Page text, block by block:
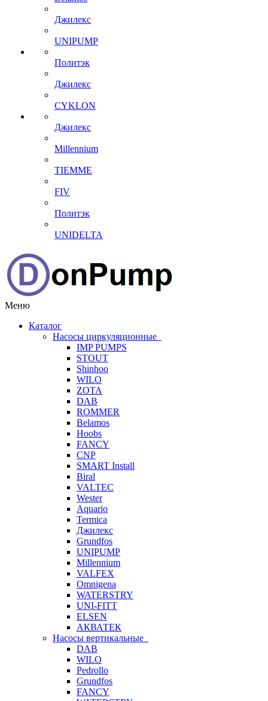
Джилекс
UNIPUMP
Политэк
Джилекс
CYKLON
Джилекс
Millennium
TIEMME
FIV
Политэк
UNIDELTA
Меню
Каталог
Насосы циркуляционные
IMP PUMPS
STOUT
Shinhoo
WILO
ZOTA
DAB
ROMMER
Belamos
Hoobs
FANCY
CNP
SMART Install
Biral
VALTEC
Wester
Aquario
Termica
Джилекс
Grundfos
UNIPUMP
Millennium
VALFEX
Omnigena
WATERSTRY
UNI-FITT
ELSEN
АКВАТЕК
Насосы вертикальные
DAB
WILO
Pedrollo
Grundfos
FANCY